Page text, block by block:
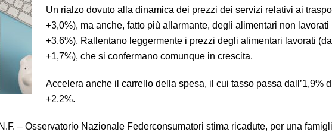
Un rialzo dovuto alla dinamica dei prezzi dei servizi relativi ai
+3,0%), ma anche, fatto più allarmante, degli alimentari non lavorati
+3,6%). Rallentano leggermente i prezzi degli alimentari lavorati
+1,7%), che si confermano comunque in crescita.
Accelera anche il carrello della spesa, il cui tasso passa dall’1,9%
+2,2%.
– Osservatorio Nazionale Federconsumatori stima ricadute, per una